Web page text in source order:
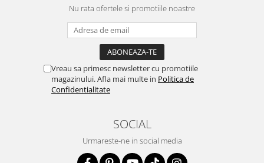
Nu rata ofertele si promotiile noastre
Vreau sa primesc newsletter cu promotiile
magazinului. Afla mai multe in Politica de
Confidentialitate
SOCIAL
Urmareste-ne in social media